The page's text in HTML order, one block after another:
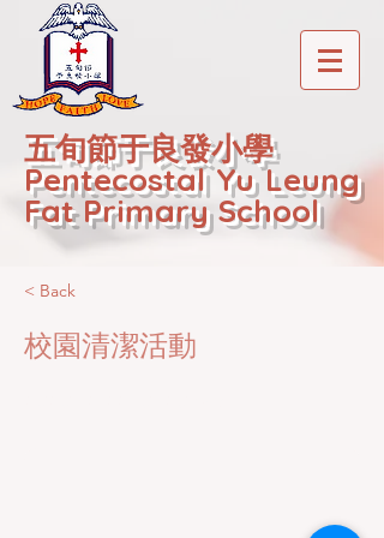
五旬節于良發小學
Pentecostal Yu Leung
Fat Primary School
< Back
校園清潔活動